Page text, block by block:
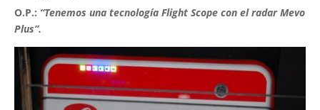
O.P.: “Tenemos una tecnología Flight Scope con el radar Mevo
Plus”.